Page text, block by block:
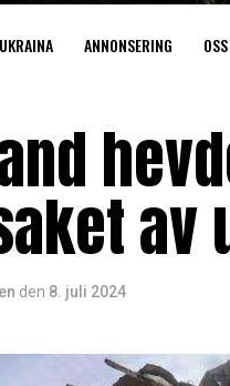
UKRAINA ANNONSERING
av
den 8. juli 2024